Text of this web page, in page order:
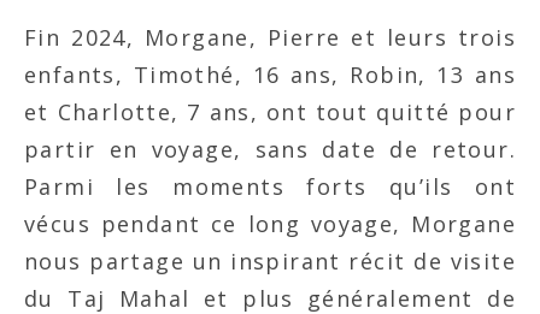
Fin 2024, Morgane, Pierre et leurs trois
enfants, Timothé, 16 ans, Robin, 13 ans
et Charlotte, 7 ans, ont tout quitté pour
partir en voyage, sans date de retour.
Parmi les moments forts qu’ils ont
vécus pendant ce long voyage, Morgane
nous partage un inspirant récit de visite
du Taj Mahal et plus généralement de